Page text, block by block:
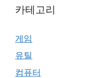
카테고리
게임
유틸
컴퓨터